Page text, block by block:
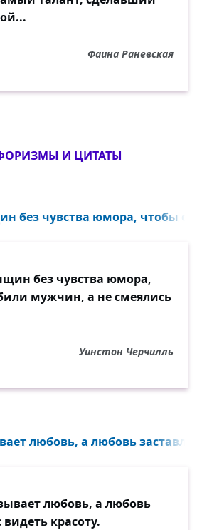
Фаина Раневская
И ЦИТАТЫ
без чувства юмора, чтобы
без чувства юмора,
мужчин, а не смеялись
Уинстон Черчилль
любовь, а любовь
любовь, а любовь
видеть красоту.